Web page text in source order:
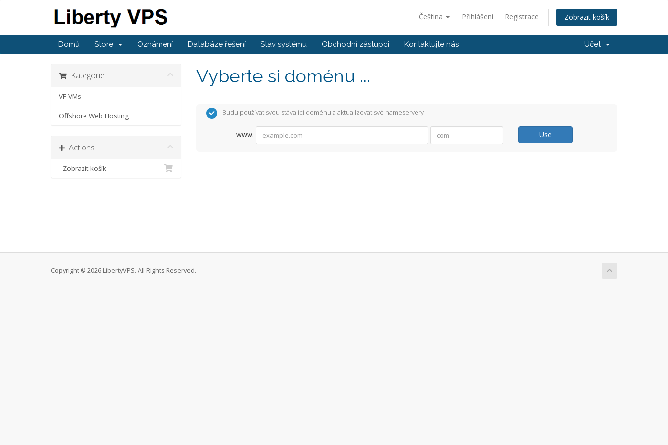
Čeština Přihlášení Registrace Zobrazit košík
Domů Store Oznámení Databáze řešení Stav systému Obchodní zástupci Kontaktujte nás Účet
Vyberte si doménu ...
Kategorie
VF VMs
Offshore Web Hosting
Actions
Zobrazit košík
Budu používat svou stávající doménu a aktualizovat své nameservery
www. Use
Copyright © 2026 LibertyVPS. All Rights Reserved.